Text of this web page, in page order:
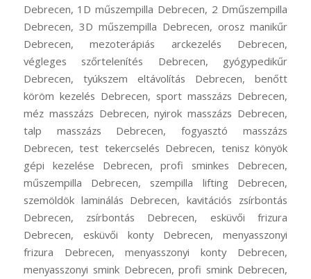
Debrecen, 1D műszempilla Debrecen, 2 Dműszempilla
Debrecen, 3D műszempilla Debrecen, orosz manikűr
Debrecen, mezoterápiás arckezelés Debrecen,
végleges szőrtelenítés Debrecen, gyógypedikűr
Debrecen, tyúkszem eltávolítás Debrecen, benőtt
köröm kezelés Debrecen, sport masszázs Debrecen,
méz masszázs Debrecen, nyirok masszázs Debrecen,
talp masszázs Debrecen, fogyasztó masszázs
Debrecen, test tekercselés Debrecen, tenisz könyök
gépi kezelése Debrecen, profi sminkes Debrecen,
műszempilla Debrecen, szempilla lifting Debrecen,
szemöldök laminálás Debrecen, kavitációs zsírbontás
Debrecen, zsírbontás Debrecen, esküvői frizura
Debrecen, esküvői konty Debrecen, menyasszonyi
frizura Debrecen, menyasszonyi konty Debrecen,
menyasszonyi smink Debrecen, profi smink Debrecen,